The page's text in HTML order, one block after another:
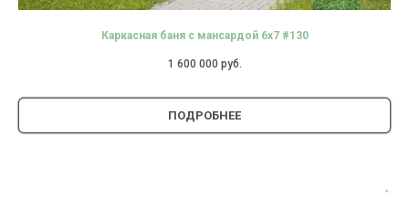
Каркасная баня с мансардой 6х7 #130
1 600 000 руб.
ПОДРОБНЕЕ